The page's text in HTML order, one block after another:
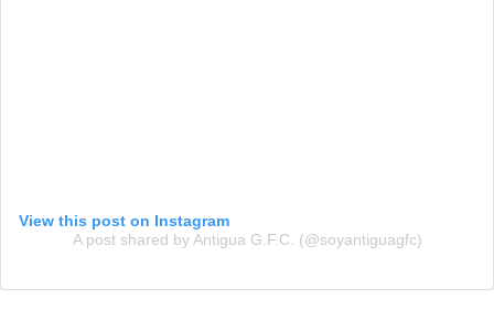
View this post on Instagram
A post shared by Antigua G.F.C. (@soyantiguagfc)